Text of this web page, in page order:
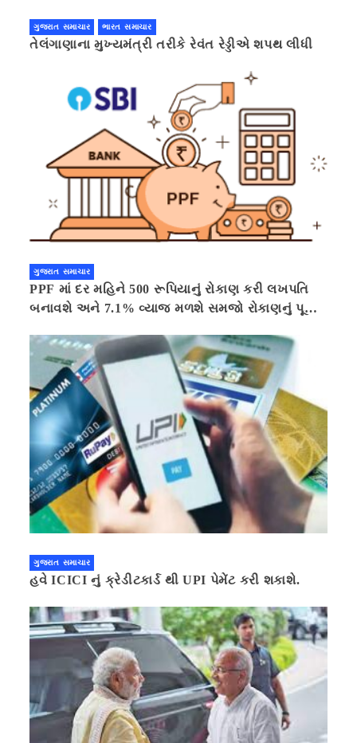
ગુજરાત સમાચાર ભારત સમાચાર
તેલંગાણાના મુખ્યમંત્રી તરીકે રેવંત રેડ્ડીએ શપથ લીધી
ગુજરાત સમાચાર
PPF માં દર મહિને 500 રૂપિયાનું રોકાણ કરી લખપતિ
બનાવશે અને 7.1% વ્યાજ મળશે સમજો રોકાણનું પૂરું
ગુજરાત સમાચાર
હવે ICICI નું ક્રેડીટકાર્ડ થી UPI પેમેંટ કરી શકાશે.